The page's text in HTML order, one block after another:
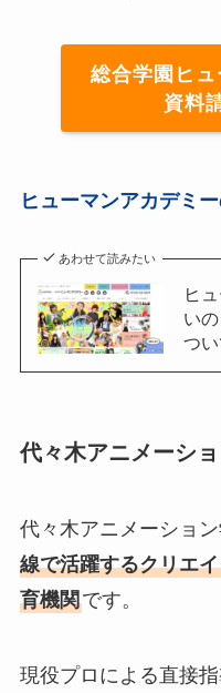
総合学園ヒ
資料
ヒューマンアカデミ
あわせて読みたい
ヒ
い
つい
代々木アニメーシ
代々木アニメーション
線で活躍するクリエ
育機関です。
現役プロによる直接